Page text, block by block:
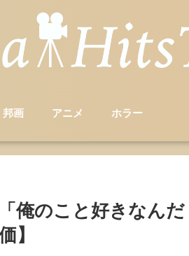
邦画 アニメ ホラー
俺のこと好きなんだ
】